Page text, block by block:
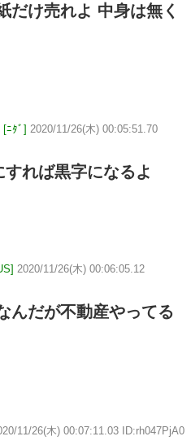
だけ売れよ 中身は無く
ﾆﾀﾞ] 2020/11/26(木) 00:05:51.70
れば黒字になるよ
2020/11/26(木) 00:06:05.12
んだが不動産やってる
11/26(木) 00:07:11.03 ID:rh047PjA0